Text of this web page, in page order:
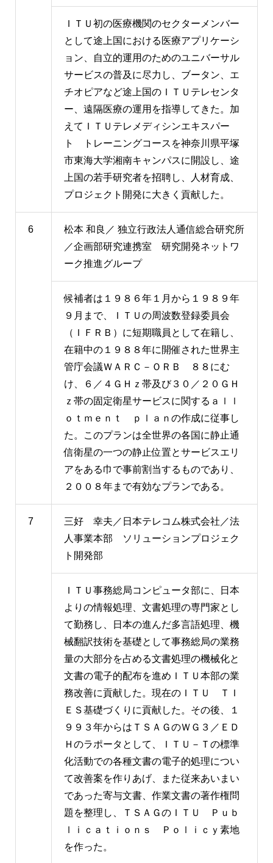
ＩＴＵ初の医療機関のセクターメンバー
として途上国における医療アプリケーシ
ョン、自立的運用のためのユニバーサル
サービスの普及に尽力し、ブータン、エ
チオピアなど途上国のＩＴＵテレセンタ
ー、遠隔医療の運用を指導してきた。加
えてＩＴＵテレメディシンエキスパー
ト トレーニングコースを神奈川県平塚
市東海大学湘南キャンパスに開設し、途
上国の若手研究者を招聘し、人材育成、
プロジェクト開発に大きく貢献した。
6
松本 和良／ 独立行政法人通信総合研究所
／企画部研究連携室 研究開発ネットワ
ーク推進グループ
候補者は１９８６年１月から１９８９年
９月まで、ＩＴＵの周波数登録委員会
（ＩＦＲＢ）に短期職員として在籍し、
在籍中の１９８８年に開催された世界主
管庁会議ＷＡＲＣ－ＯＲＢ ８８にむ
け、６／４ＧＨｚ帯及び３０／２０ＧＨ
ｚ帯の固定衛星サービスに関するａｌｌ
ｏｔｍｅｎｔ ｐｌａｎの作成に従事し
た。このプランは全世界の各国に静止通
信衛星の一つの静止位置とサービスエリ
アをある巾で事前割当するものであり、
２００８年まで有効なプランである。
7
三好 幸夫／日本テレコム株式会社／法
人事業本部 ソリューションプロジェク
ト開発部
ＩＴＵ事務総局コンピュータ部に、日本
よりの情報処理、文書処理の専門家とし
て勤務し、日本の進んだ多言語処理、機
械翻訳技術を基礎として事務総局の業務
量の大部分を占める文書処理の機械化と
文書の電子的配布を進めＩＴＵ本部の業
務改善に貢献した。現在のＩＴＵ ＴＩ
ＥＳ基礎づくりに貢献した。その後、１
９９３年からはＴＳＡＧのＷＧ３／ＥＤ
Ｈのラポータとして、ＩＴＵ－Ｔの標準
化活動での各種文書の電子的処理につい
て改善案を作りあげ、また従来あいまい
であった寄与文書、作業文書の著作権問
題を整理し、ＴＳＡＧのＩＴＵ Ｐｕｂ
ｌｉｃａｔｉｏｎｓ Ｐｏｌｉｃｙ素地
を作った。